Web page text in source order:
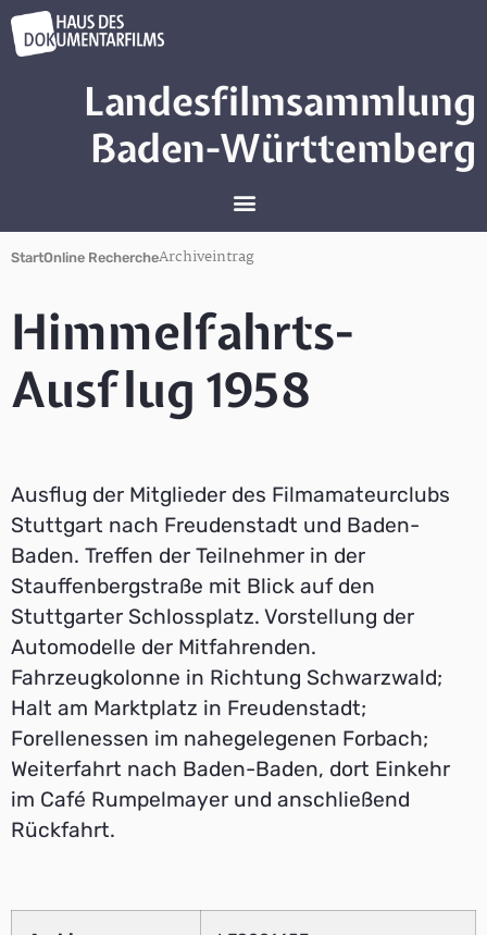
Landesfilmsammlung
Baden-Württemberg
StartOnline RechercheArchiveintrag
Himmelfahrts-
Ausflug 1958
Ausflug der Mitglieder des Filmamateurclubs
Stuttgart nach Freudenstadt und Baden-
Baden. Treffen der Teilnehmer in der
Stauffenbergstraße mit Blick auf den
Stuttgarter Schlossplatz. Vorstellung der
Automodelle der Mitfahrenden.
Fahrzeugkolonne in Richtung Schwarzwald;
Halt am Marktplatz in Freudenstadt;
Forellenessen im nahegelegenen Forbach;
Weiterfahrt nach Baden-Baden, dort Einkehr
im Café Rumpelmayer und anschließend
Rückfahrt.